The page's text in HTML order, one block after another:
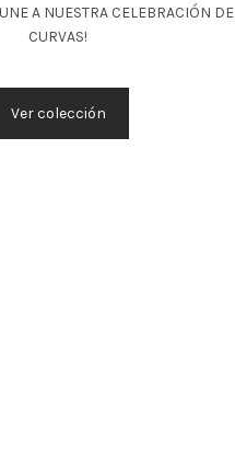
A NUESTRA CELEBRACIÓN DE
CURVAS!
Ver colección